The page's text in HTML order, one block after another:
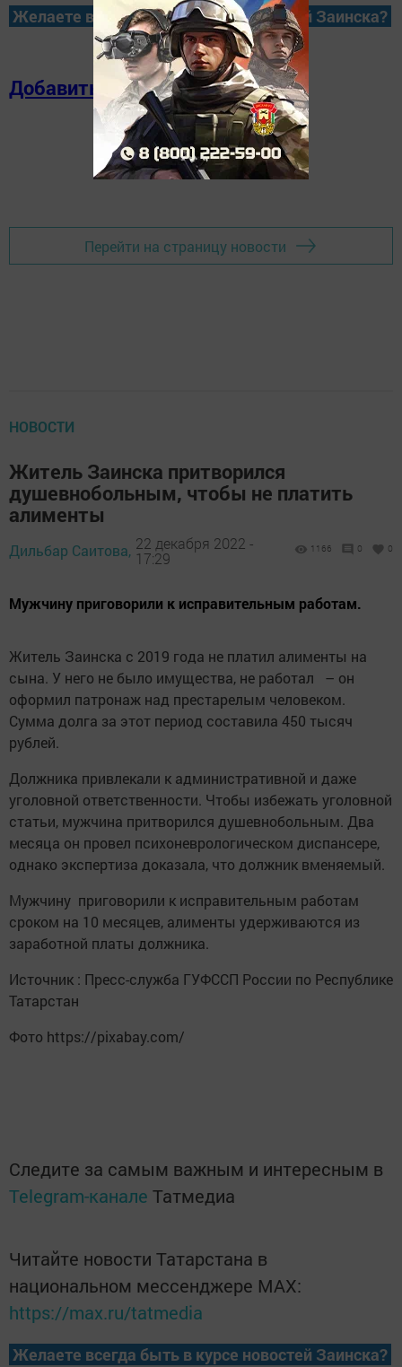
Желаете всегда быть в курсе новостей Заинска?
Добавить в избранное
Перейти на страницу новости
НОВОСТИ
Житель Заинска притворился
душевнобольным, чтобы не платить
алименты
Дильбар Саитова, 22 декабря 2022 -
17:29
1166 0 0
Мужчину приговорили к исправительным работам.
Житель Заинска с 2019 года не платил алименты на
сына. У него не было имущества, не работал – он
оформил патронаж над престарелым человеком.
Сумма долга за этот период составила 450 тысяч
рублей.
Должника привлекали к административной и даже
уголовной ответственности. Чтобы избежать уголовной
статьи, мужчина притворился душевнобольным. Два
месяца он провел психоневрологическом диспансере,
однако экспертиза доказала, что должник вменяемый.
Мужчину приговорили к исправительным работам
сроком на 10 месяцев, алименты удерживаются из
заработной платы должника.
Источник : Пресс-служба ГУФССП России по Республике
Татарстан
Фото https://pixabay.com/
Следите за самым важным и интересным в
Telegram-канале Татмедиа
Читайте новости Татарстана в
национальном мессенджере MАХ:
https://max.ru/tatmedia
Желаете всегда быть в курсе новостей Заинска?